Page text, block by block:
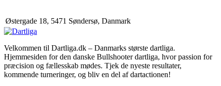
Østergade 18, 5471 Søndersø, Danmark
Velkommen til Dartliga.dk – Danmarks største dartliga.
Hjemmesiden for den danske Bullshooter dartliga, hvor passion for
præcision og fællesskab mødes. Tjek de nyeste resultater,
kommende turneringer, og bliv en del af dartactionen!